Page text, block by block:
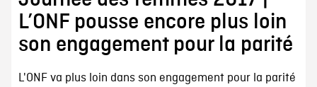
L’ONF pousse encore plus loin
son engagement pour la parité
L'ONF va plus loin dans son engagement pour la parité